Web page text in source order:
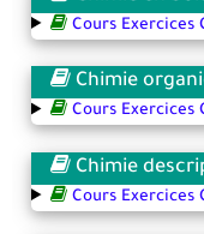
Cours Exercices
Chimie
Cours Exercices
Chimie
Cours Exercices